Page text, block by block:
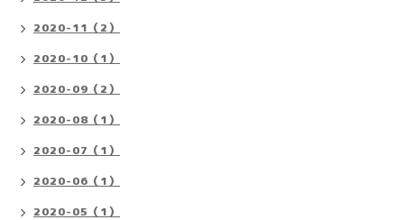
2020-11（2）
2020-10（1）
2020-09（2）
2020-08（1）
2020-07（1）
2020-06（1）
2020-05（1）